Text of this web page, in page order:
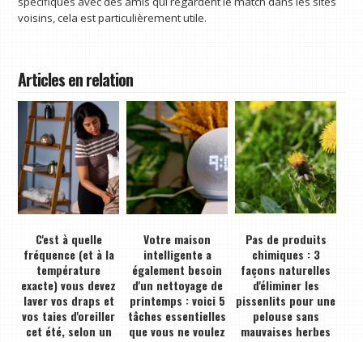
voisins, cela est particulièrement utile.
Articles en relation
C'est à quelle
fréquence (et à la
température
exacte) vous devez
laver vos draps et
vos taies d'oreiller
cet été, selon un
Votre maison
intelligente a
également besoin
d'un nettoyage de
printemps : voici 5
tâches essentielles
que vous ne voulez
Pas de produits
chimiques : 3
façons naturelles
d'éliminer les
pissenlits pour une
pelouse sans
mauvaises herbes